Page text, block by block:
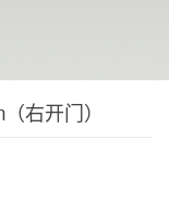
右开门）